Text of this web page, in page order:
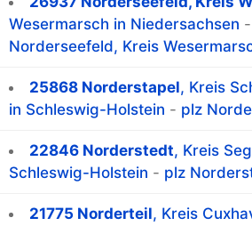
Wesermarsch in Niedersachsen -
Norderseefeld, Kreis
25868 Norderstapel, Kreis
in Schleswig-Holstein - plz
22846 Norderstedt, Kreis
Schleswig-Holstein - plz
21775 Norderteil, Kreis